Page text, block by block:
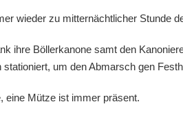
wieder zu mitternächtlicher Stunde
ihre Böllerkanone samt den
um den Abmarsch gen
eine Mütze ist immer präsent.